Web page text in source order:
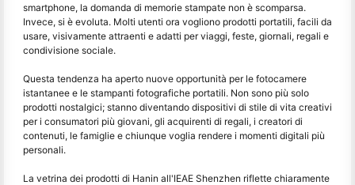
smartphone, la domanda di memorie stampate non è scomparsa.
Invece, si è evoluta. Molti utenti ora vogliono prodotti portatili, facili da
usare, visivamente attraenti e adatti per viaggi, feste, giornali, regali e
condivisione sociale.
Questa tendenza ha aperto nuove opportunità per le fotocamere
istantanee e le stampanti fotografiche portatili. Non sono più solo
prodotti nostalgici; stanno diventando dispositivi di stile di vita creativi
per i consumatori più giovani, gli acquirenti di regali, i creatori di
contenuti, le famiglie e chiunque voglia rendere i momenti digitali più
personali.
La vetrina dei prodotti di Hanin all'IEAE Shenzhen riflette chiaramente